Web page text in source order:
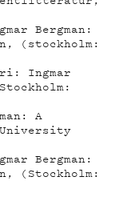
Bergman:
(stockholm:
Ingmar
A
University
Bergman:
(Stockholm: